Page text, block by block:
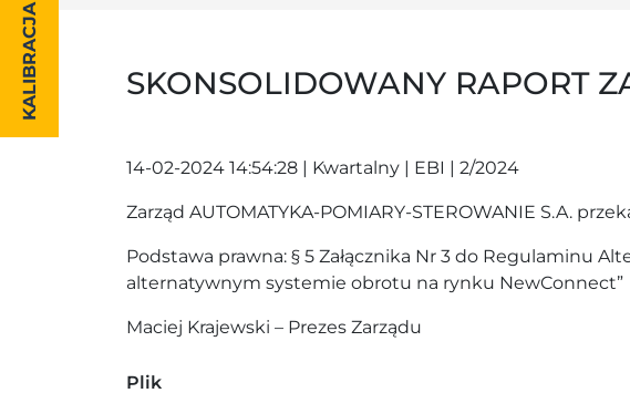
SKONSOLIDOWANY RAPORT
14-02-2024 14:54:28 | Kwartalny | EBI | 2/2024
Zarząd AUTOMATYKA-POMIARY-STEROWANIE S.A.
Podstawa prawna: § 5 Załącznika Nr 3 do Regulaminu
alternatywnym systemie obrotu na rynku NewConnect”
Maciej Krajewski – Prezes Zarządu
Plik
KALIBRACJA